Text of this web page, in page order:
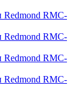
Redmond RMC-
Redmond RMC-
Redmond RMC-
Redmond RMC-